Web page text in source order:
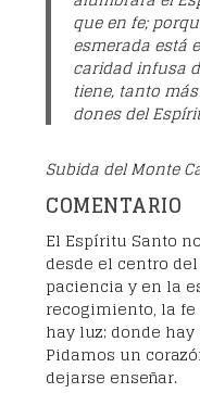
que en fe;
esmerada está
caridad infusa
tiene, tanto
dones del
Subida del Monte
COMENTARIO
El Espíritu Santo
desde el centro
paciencia y en la
recogimiento, la fe
hay luz; donde
Pidamos un
dejarse enseñar.